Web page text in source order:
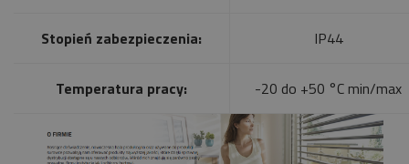
Stopień zabezpieczenia: IP44
Temperatura pracy: -20 do +50 °C min/max